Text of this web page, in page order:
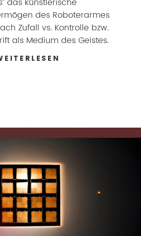
des Roboterarmes
Zufall vs. Kontrolle bzw.
als Medium des Geistes.